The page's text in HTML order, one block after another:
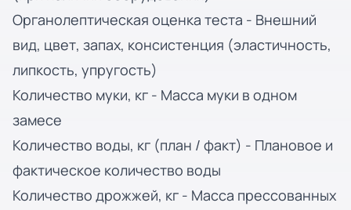
Органолептическая оценка теста - Внешний
вид, цвет, запах, консистенция (эластичность,
липкость, упругость)
Количество муки, кг - Масса муки в одном
замесе
Количество воды, кг (план / факт) - Плановое и
фактическое количество воды
Количество дрожжей, кг - Масса прессованных